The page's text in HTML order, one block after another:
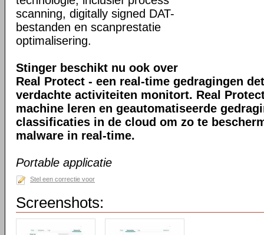
scanning, digitally signed DAT-
bestanden en scanprestatie
optimalisering.
Stinger beschikt nu ook over
Real Protect - een real-time gedragingen
verdachte activiteiten monitort. Real
machine leren en geautomatiseerde
classificaties in de cloud om zo te
malware in real-time.
Portable applicatie
Stel een correctie voor
Screenshots: